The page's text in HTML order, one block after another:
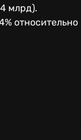
млрд).
относительно